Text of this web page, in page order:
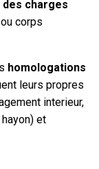
charges
corps
homologations
leurs propres
interieur,
et